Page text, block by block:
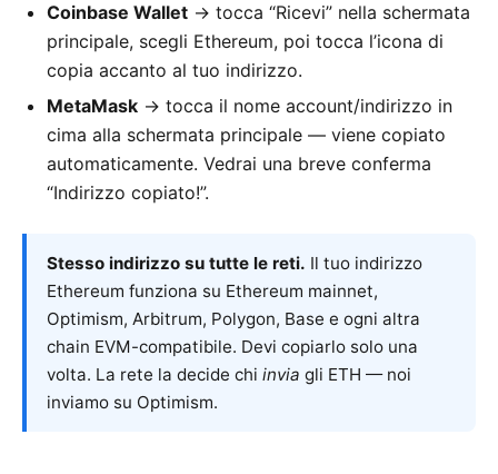
Coinbase Wallet → tocca “Ricevi” nella schermata
principale, scegli Ethereum, poi tocca l’icona di
copia accanto al tuo indirizzo.
MetaMask → tocca il nome account/indirizzo in
cima alla schermata principale — viene copiato
automaticamente. Vedrai una breve conferma
“Indirizzo copiato!”.
Stesso indirizzo su tutte le reti. Il tuo indirizzo
Ethereum funziona su Ethereum mainnet,
Optimism, Arbitrum, Polygon, Base e ogni altra
chain EVM-compatibile. Devi copiarlo solo una
volta. La rete la decide chi invia gli ETH — noi
inviamo su Optimism.